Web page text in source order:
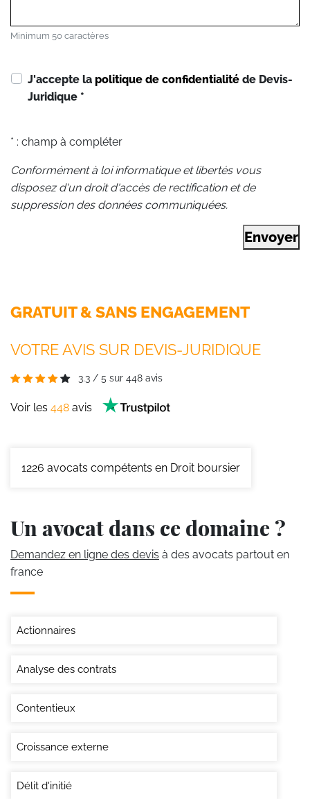
Minimum 50 caractères
J'accepte la politique de confidentialité de Devis-
Juridique *
* : champ à compléter
Conformément à loi informatique et libertés vous
disposez d'un droit d'accès de rectification et de
suppression des données communiquées.
Envoyer
GRATUIT & SANS ENGAGEMENT
VOTRE AVIS SUR DEVIS-JURIDIQUE
3.3 / 5 sur 448 avis
Voir les 448 avis
1226 avocats compétents en Droit boursier
Un avocat dans ce domaine ?
Demandez en ligne des devis à des avocats partout en
france
Actionnaires
Analyse des contrats
Contentieux
Croissance externe
Délit d'initié